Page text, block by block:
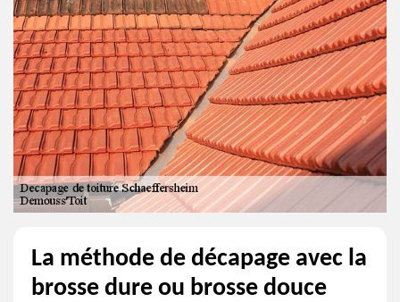
La méthode de décapage avec la
brosse dure ou brosse douce